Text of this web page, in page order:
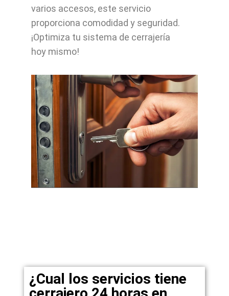
varios accesos, este servicio
proporciona comodidad y seguridad.
¡Optimiza tu sistema de cerrajería
hoy mismo!
¿Cual los servicios tiene